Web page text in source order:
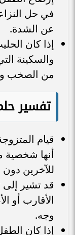
في حل
عن الشدة.
إذا كان
والسكينة
من الصخب
تفسير
قيام
أنها شخصية
للآخرين دون
قد تشير
الأقارب أو
وجه.
إذا كان